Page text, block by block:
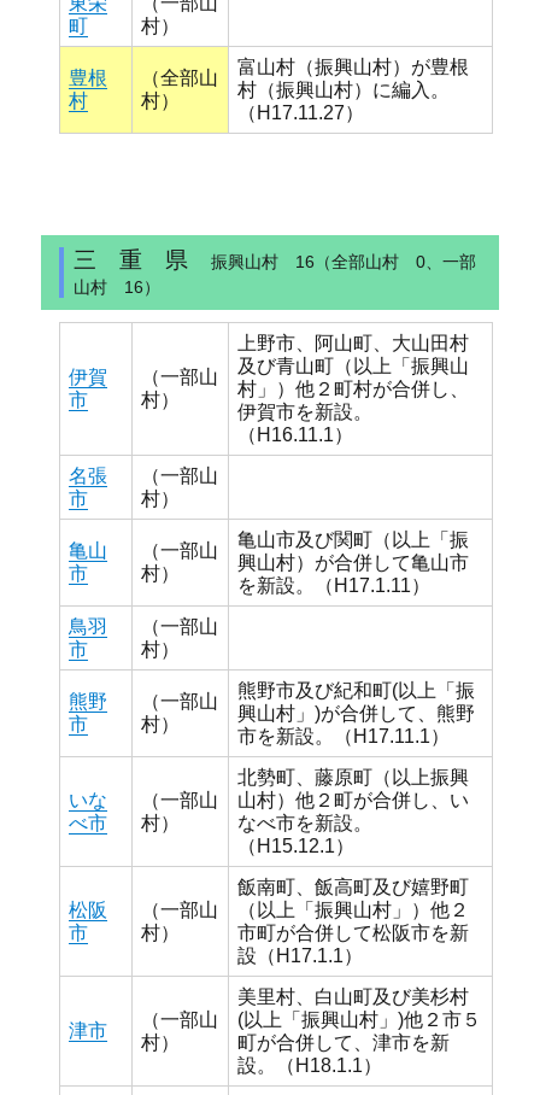
町
村）
豊根
村
（全部山
村）
富山村（振興山村）が豊根
村（振興山村）に編入。
（H17.11.27）
三 重 県振興山村 16（全部山村 0、一部
山村 16）
伊賀
市
（一部山
村）
上野市、阿山町、大山田村
及び青山町（以上「振興山
村」）他２町村が合併し、
伊賀市を新設。
（H16.11.1）
名張
市
（一部山
村）
亀山
市
（一部山
村）
亀山市及び関町（以上「振
興山村）が合併して亀山市
を新設。（H17.1.11）
鳥羽
市
（一部山
村）
熊野
市
（一部山
村）
熊野市及び紀和町(以上「振
興山村」)が合併して、熊野
市を新設。（H17.11.1）
いな
べ市
（一部山
村）
北勢町、藤原町（以上振興
山村）他２町が合併し、い
なべ市を新設。
（H15.12.1）
松阪
市
（一部山
村）
飯南町、飯高町及び嬉野町
（以上「振興山村」）他２
市町が合併して松阪市を新
設（H17.1.1）
津市
（一部山
村）
美里村、白山町及び美杉村
(以上「振興山村」)他２市５
町が合併して、津市を新
設。（H18.1.1）